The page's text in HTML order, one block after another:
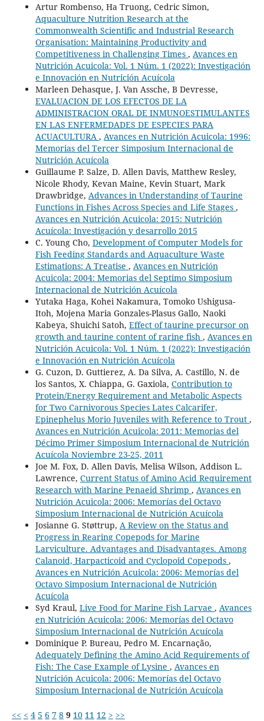
Artur Rombenso, Ha Truong, Cedric Simon,
Aquaculture Nutrition Research at the
Commonwealth Scientific and Industrial Research
Organisation: Maintaining Productivity and
Competitiveness in Challenging Times , Avances en
Nutrición Acuicola: Vol. 1 Núm. 1 (2022): Investigación
e Innovación en Nutrición Acuícola
Marleen Dehasque, J. Van Assche, B Devresse,
EVALUACION DE LOS EFECTOS DE LA
ADMINISTRACION ORAL DE INMUNOESTIMULANTES
EN LAS ENFERMEDADES DE ESPECIES PARA
ACUACULTURA , Avances en Nutrición Acuicola: 1996:
Memorias del Tercer Simposium Internacional de
Nutrición Acuícola
Guillaume P. Salze, D. Allen Davis, Matthew Resley,
Nicole Rhody, Kevan Maine, Kevin Stuart, Mark
Drawbridge, Advances in Understanding of Taurine
Functions in Fishes Across Species and Life Stages ,
Avances en Nutrición Acuicola: 2015: Nutrición
Acuícola: Investigación y desarrollo 2015
C. Young Cho, Development of Computer Models for
Fish Feeding Standards and Aquaculture Waste
Estimations: A Treatise , Avances en Nutrición
Acuicola: 2004: Memorias del Septimo Simposium
Internacional de Nutrición Acuícola
Yutaka Haga, Kohei Nakamura, Tomoko Ushigusa-
Itoh, Mojena Maria Gonzales-Plasus Gallo, Naoki
Kabeya, Shuichi Satoh, Effect of taurine precursor on
growth and taurine content of rarine fish , Avances en
Nutrición Acuicola: Vol. 1 Núm. 1 (2022): Investigación
e Innovación en Nutrición Acuícola
G. Cuzon, D. Guttierez, A. Da Silva, A. Castillo, N. de
los Santos, X. Chiappa, G. Gaxiola, Contribution to
Protein/Energy Requirement and Metabolic Aspects
for Two Carnivorous Species Lates Calcarifer,
Epinephelus Morio Juveniles with Reference to Trout ,
Avances en Nutrición Acuicola: 2011: Memorias del
Décimo Primer Simposium Internacional de Nutrición
Acuícola Noviembre 23-25, 2011
Joe M. Fox, D. Allen Davis, Melisa Wilson, Addison L.
Lawrence, Current Status of Amino Acid Requirement
Research with Marine Penaeid Shrimp , Avances en
Nutrición Acuicola: 2006: Memorías del Octavo
Simposium Internacional de Nutrición Acuícola
Josianne G. Støttrup, A Review on the Status and
Progress in Rearing Copepods for Marine
Larviculture. Advantages and Disadvantages. Among
Calanoid, Harpacticoid and Cyclopoid Copepods ,
Avances en Nutrición Acuicola: 2006: Memorías del
Octavo Simposium Internacional de Nutrición
Acuícola
Syd Kraul, Live Food for Marine Fish Larvae , Avances
en Nutrición Acuicola: 2006: Memorías del Octavo
Simposium Internacional de Nutrición Acuícola
Dominique P. Bureau, Pedro M. Encarnação,
Adequately Defining the Amino Acid Requirements of
Fish: The Case Example of Lysine , Avances en
Nutrición Acuicola: 2006: Memorías del Octavo
Simposium Internacional de Nutrición Acuícola
<< < 4 5 6 7 8 9 10 11 12 > >>